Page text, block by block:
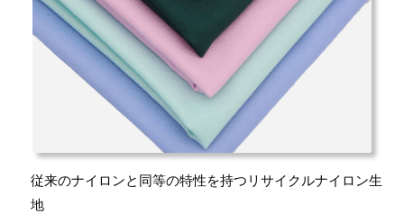
従来のナイロンと同等の特性を持つリサイクルナイロン生
地